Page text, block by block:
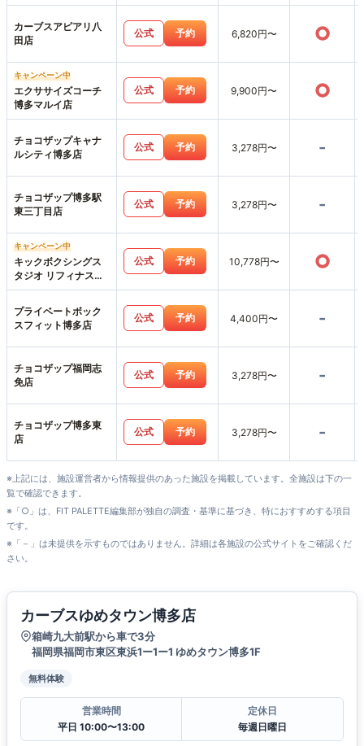
カーブスアピアリ八
田店
公式 予約 6,820円〜 ○
キャンペーン中
エクササイズコーチ
博多マルイ店
公式 予約 9,900円〜 ○
チョコザップキャナ
ルシティ博多店
公式 予約 3,278円〜 -
チョコザップ博多駅
東三丁目店
公式 予約 3,278円〜 -
キャンペーン中
キックボクシングス
タジオ リフィナス福
岡天神店
公式 予約 10,778円〜 ○
プライベートボック
スフィット博多店
公式 予約 4,400円〜 -
チョコザップ福岡志
免店
公式 予約 3,278円〜 -
チョコザップ博多東
店
公式 予約 3,278円〜 -
※上記には、施設運営者から情報提供のあった施設を掲載しています。全施設は下の一
覧で確認できます。
※「○」は、FIT PALETTE編集部が独自の調査・基準に基づき、特におすすめする項目
です。
※「－」は未提供を示すものではありません。詳細は各施設の公式サイトをご確認くだ
さい。
カーブスゆめタウン博多店
箱崎九大前駅から車で3分
福岡県福岡市東区東浜1ー1ー1 ゆめタウン博多1F
無料体験
営業時間
平日 10:00〜13:00
定休日
毎週日曜日